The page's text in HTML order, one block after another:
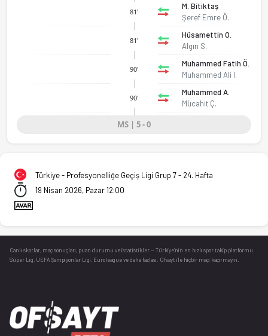
81'
M. Bitiktaş
Şeref Emre Ö.
81'
Hüsamettin O.
Algın S.
90'
Muhammed Fatih Ö.
Muhammed Ali I.
90'
Muhammed A.
Mücahit Ç.
MS | 5 - 0
Türkiye - Profesyonelliğe Geçiş Ligi Grup 7 - 24. Hafta
19 Nisan 2026, Pazar 12:00
Canlı skorlar , maç sonuçları, puan durumu ve istatistikler — Türkiye’nin en hızlı spor takip platformu.
Süper Lig, UEFA Şampiyonlar Ligi, Euroleague ve daha fazlası. Ofsayt ile hiçbir maçı kaçırmayın.